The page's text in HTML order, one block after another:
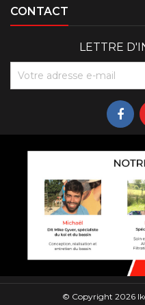
CONTACT
LETTRE
© Copyright 2026